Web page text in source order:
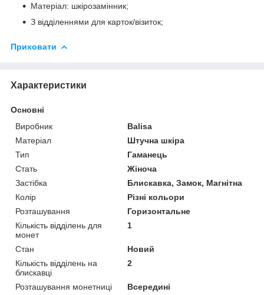
Матеріал: шкірозамінник;
З відділеннями для карток/візиток;
Приховати
Характеристики
Основні
Виробник
Balisa
Матеріал
Штучна шкіра
Тип
Гаманець
Стать
Жіноча
Застібка
Блискавка, Замок, Магнітна
Колір
Різні кольори
Розташування
Горизонтальне
Кількість відділень для
монет
1
Стан
Новий
Кількість відділень на
блискавці
2
Розташування монетниці
Всередині